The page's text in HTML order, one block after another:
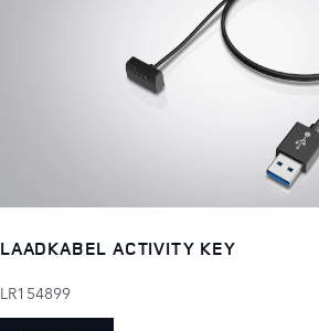
LAADKABEL ACTIVITY KEY
LR154899